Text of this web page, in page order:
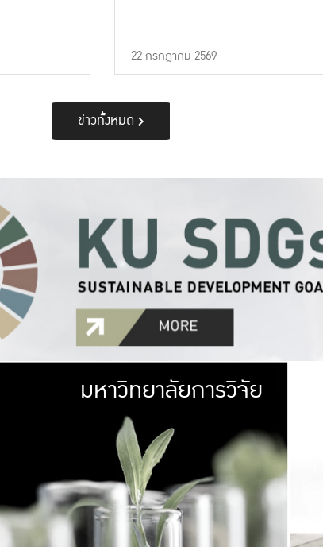
22 กรกฎาคม 2569
ข่าวทั้งหมด
มหาวิทยาลัย
เกษตรศาสตร์ มีพื้นที่เขียวสดใส หนา
เป็นป่าในเมือง (URBAN
เกษตรในเมือง (URBAN
ที่นับรวมกันได้ประมาณ
มหาวิทยาลัยการวิจัย